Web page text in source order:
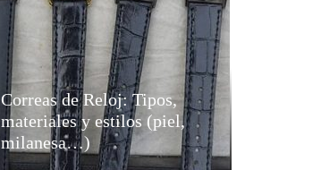
Correas de Reloj: Tipos,
materiales y estilos (piel,
milanesa…)